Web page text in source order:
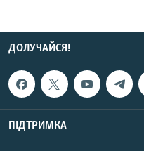
ДОЛУЧАЙСЯ!
ПІДТРИМКА